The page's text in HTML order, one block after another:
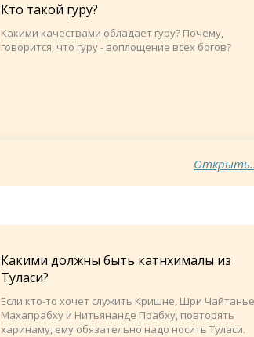
Кто такой гуру?
Какими качествами обладает гуру? Почему,
говорится, что гуру - воплощение всех богов?
Какими должны быть катнхималы из
Туласи?
Если кто-то хочет служить Кришне, Шри Чайтанье
Махапрабху и Нитьянанде Прабху, повторять
харинаму, ему обязательно надо носить Туласи.